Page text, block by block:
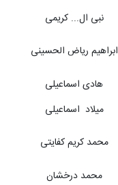
نبی ال... کریمی
ابراهیم ریاض الحسینی
هادی اسماعیلی
میلاد اسماعیلی
محمد کریم کفایتی
محمد درخشان